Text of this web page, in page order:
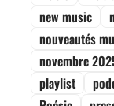
new music
nouveautés
novembre
playlist